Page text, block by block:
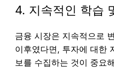
4. 지속적인 학습
금융 시장은 지속적으로
이후였다면, 투자에 대한
보를 수집하는 것이 중요